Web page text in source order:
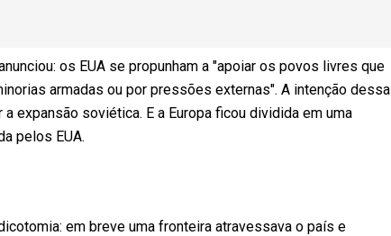
os EUA se propunham a "apoiar os povos livres que
armadas ou por pressões externas". A intenção dessa
expansão soviética. E a Europa ficou dividida em uma
pelos EUA.
em breve uma fronteira atravessava o país e